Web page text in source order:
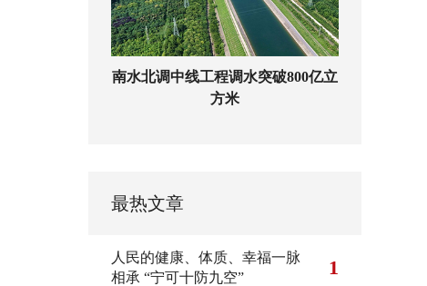
南水北调中线工程调水突破800亿立
方米
最热文章
人民的健康、体质、幸福一脉
相承 “宁可十防九空” 1